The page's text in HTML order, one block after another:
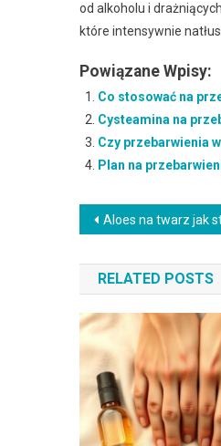
od alkoholu i
które intensywnie
Powiązane Wpisy:
Co stosować na
Cysteamina na
Czy przebarwienia
Plan na
Nawigacja
wpisu
Aloes na twarz jak stosować: przyczyny, objawy i skuteczne rozwiązania (z czym łączyć:
RELATED POSTS